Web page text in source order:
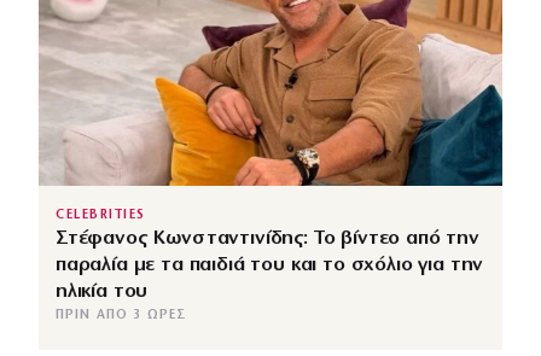
CELEBRITIES
Στέφανος Κωνσταντινίδης: Το βίντεο από την
παραλία με τα παιδιά του και το σχόλιο για την
ηλικία του
ΠΡΙΝ ΑΠΌ 3 ΏΡΕΣ